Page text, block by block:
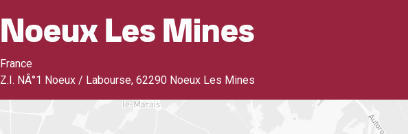
Noeux Les Mines
France
Z.I. NÂ°1 Noeux / Labourse, 62290 Noeux Les Mines